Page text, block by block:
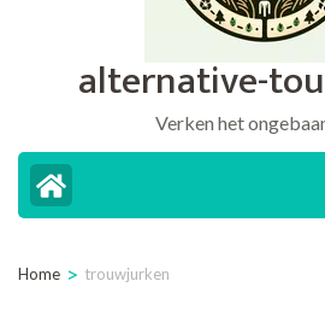
alternative-
Verken het
Home > trouwjurken